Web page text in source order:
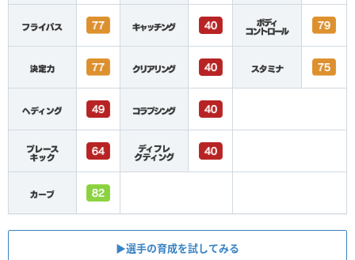
▶︎選手の育成を試してみる